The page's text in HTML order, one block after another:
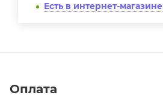
Есть в интернет-магазине
Оплата